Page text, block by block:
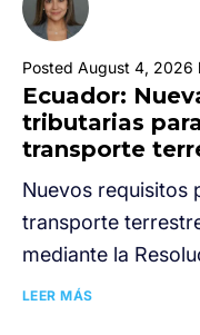
Posted August 4, 2026
Ecuador:
tributarias
transporte
Nuevos requisitos
transporte
mediante la
LEER MÁS